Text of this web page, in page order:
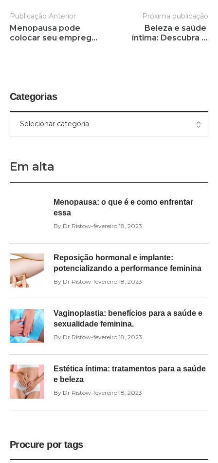
Publicação Anterior
Menopausa pode
colocar seu emprego
Próxima publicação
Beleza e saúde
íntima: Descubra a
Categorias
Em alta
Menopausa: o que é e como enfrentar
essa
By Dr Ristow fevereiro 18, 2023
Reposição hormonal e implante:
potencializando a performance feminina
By Dr Ristow fevereiro 18, 2023
Vaginoplastia: benefícios para a saúde e
sexualidade feminina.
By Dr Ristow fevereiro 18, 2023
Estética íntima: tratamentos para a saúde
e beleza
By Dr Ristow fevereiro 18, 2023
Procure por tags